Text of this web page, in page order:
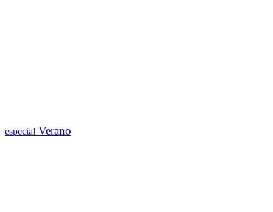
especial Verano